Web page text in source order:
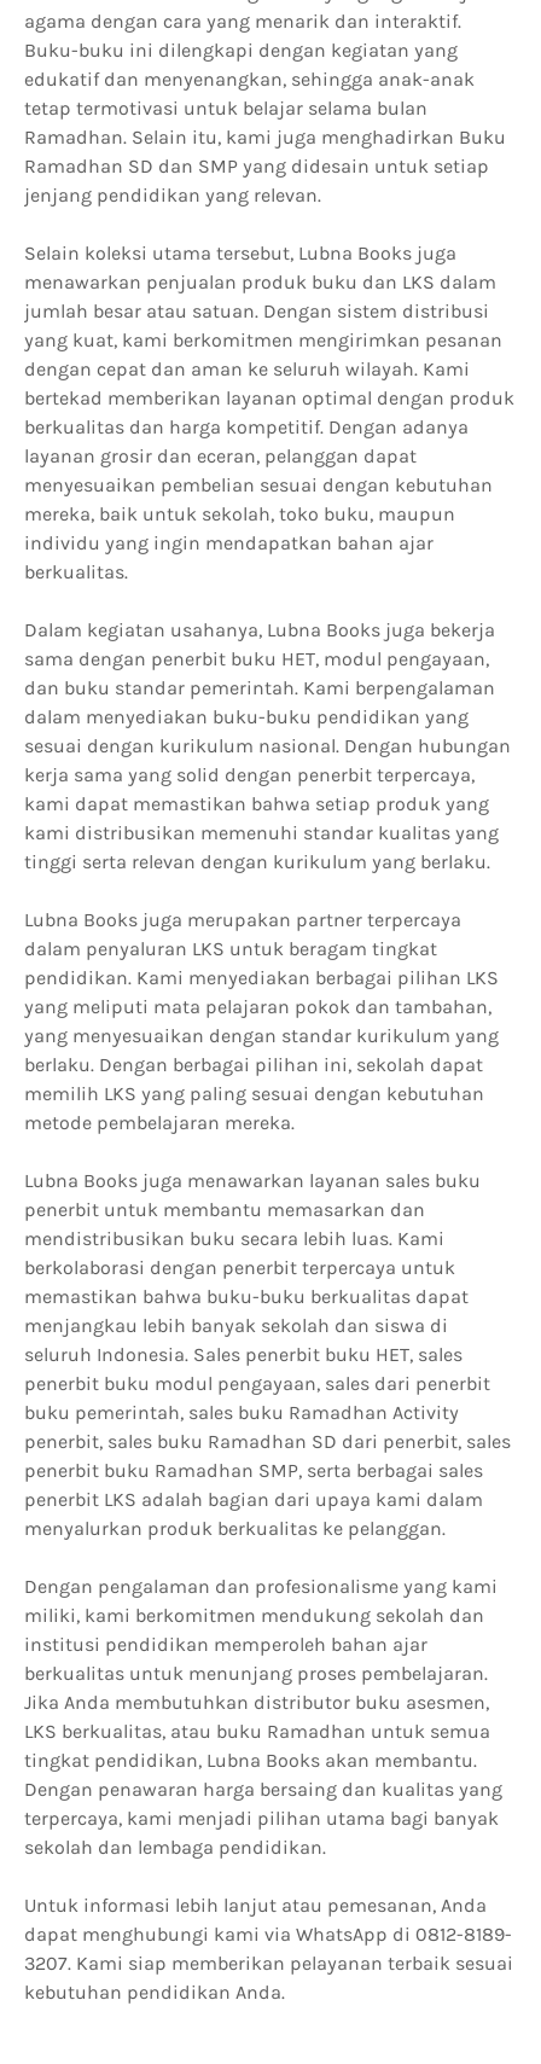
agama dengan cara yang menarik dan interaktif.
Buku-buku ini dilengkapi dengan kegiatan yang
edukatif dan menyenangkan, sehingga anak-anak
tetap termotivasi untuk belajar selama bulan
Ramadhan. Selain itu, kami juga menghadirkan Buku
Ramadhan SD dan SMP yang didesain untuk setiap
jenjang pendidikan yang relevan.
Selain koleksi utama tersebut, Lubna Books juga
menawarkan penjualan produk buku dan LKS dalam
jumlah besar atau satuan. Dengan sistem distribusi
yang kuat, kami berkomitmen mengirimkan pesanan
dengan cepat dan aman ke seluruh wilayah. Kami
bertekad memberikan layanan optimal dengan produk
berkualitas dan harga kompetitif. Dengan adanya
layanan grosir dan eceran, pelanggan dapat
menyesuaikan pembelian sesuai dengan kebutuhan
mereka, baik untuk sekolah, toko buku, maupun
individu yang ingin mendapatkan bahan ajar
berkualitas.
Dalam kegiatan usahanya, Lubna Books juga bekerja
sama dengan penerbit buku HET, modul pengayaan,
dan buku standar pemerintah. Kami berpengalaman
dalam menyediakan buku-buku pendidikan yang
sesuai dengan kurikulum nasional. Dengan hubungan
kerja sama yang solid dengan penerbit terpercaya,
kami dapat memastikan bahwa setiap produk yang
kami distribusikan memenuhi standar kualitas yang
tinggi serta relevan dengan kurikulum yang berlaku.
Lubna Books juga merupakan partner terpercaya
dalam penyaluran LKS untuk beragam tingkat
pendidikan. Kami menyediakan berbagai pilihan LKS
yang meliputi mata pelajaran pokok dan tambahan,
yang menyesuaikan dengan standar kurikulum yang
berlaku. Dengan berbagai pilihan ini, sekolah dapat
memilih LKS yang paling sesuai dengan kebutuhan
metode pembelajaran mereka.
Lubna Books juga menawarkan layanan sales buku
penerbit untuk membantu memasarkan dan
mendistribusikan buku secara lebih luas. Kami
berkolaborasi dengan penerbit terpercaya untuk
memastikan bahwa buku-buku berkualitas dapat
menjangkau lebih banyak sekolah dan siswa di
seluruh Indonesia. Sales penerbit buku HET, sales
penerbit buku modul pengayaan, sales dari penerbit
buku pemerintah, sales buku Ramadhan Activity
penerbit, sales buku Ramadhan SD dari penerbit, sales
penerbit buku Ramadhan SMP, serta berbagai sales
penerbit LKS adalah bagian dari upaya kami dalam
menyalurkan produk berkualitas ke pelanggan.
Dengan pengalaman dan profesionalisme yang kami
miliki, kami berkomitmen mendukung sekolah dan
institusi pendidikan memperoleh bahan ajar
berkualitas untuk menunjang proses pembelajaran.
Jika Anda membutuhkan distributor buku asesmen,
LKS berkualitas, atau buku Ramadhan untuk semua
tingkat pendidikan, Lubna Books akan membantu.
Dengan penawaran harga bersaing dan kualitas yang
terpercaya, kami menjadi pilihan utama bagi banyak
sekolah dan lembaga pendidikan.
Untuk informasi lebih lanjut atau pemesanan, Anda
dapat menghubungi kami via WhatsApp di 0812-8189-
3207. Kami siap memberikan pelayanan terbaik sesuai
kebutuhan pendidikan Anda.